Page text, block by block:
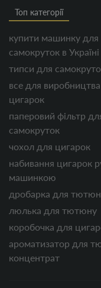
Топ категорії
купити машинку для
самокруток в Україні
типси для
все для виробництва
цигарок
паперовий фільтр
самокруток
чохол для цигарок
набивання цигарок
машинкою
дробарка для
люлька для тютюну
коробочка для
ароматизатор для
концентрат